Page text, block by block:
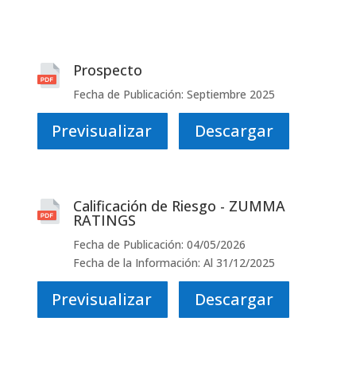
Prospecto
Fecha de Publicación: Septiembre 2025
Previsualizar Descargar
Calificación de Riesgo - ZUMMA
RATINGS
Fecha de Publicación: 04/05/2026
Fecha de la Información: Al 31/12/2025
Previsualizar Descargar